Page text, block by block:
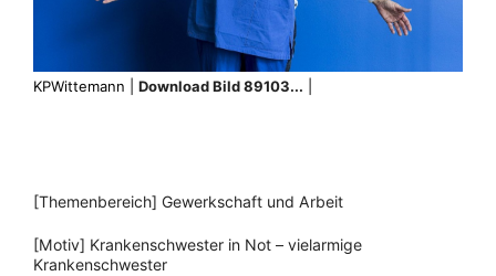
KPWittemann | Download Bild 89103...
[Themenbereich] Gewerkschaft und Arbeit
[Motiv] Krankenschwester in Not – vielarmige
Krankenschwester